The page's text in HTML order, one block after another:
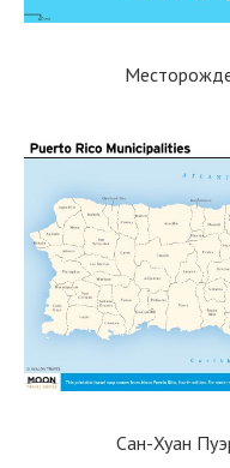
Сан-Хуан